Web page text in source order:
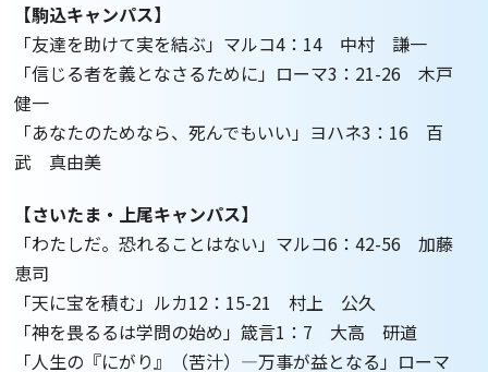
【駒込キャンパス】
「友達を助けて実を結ぶ」マルコ4：14 中村 謙一
「信じる者を義となさるために」ローマ3：21-26 木戸
健一
「あなたのためなら、死んでもいい」ヨハネ3：16 百
武 真由美
【さいたま・上尾キャンパス】
「わたしだ。恐れることはない」マルコ6：42-56 加藤
恵司
「天に宝を積む」ルカ12：15-21 村上 公久
「神を畏るるは学問の始め」箴言1：7 大高 研道
「人生の『にがり』（苦汁）―万事が益となる」ローマ